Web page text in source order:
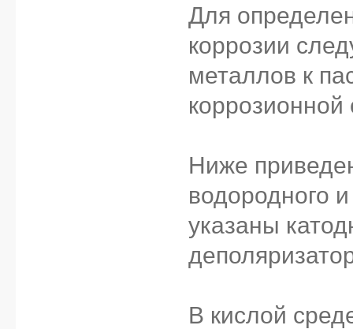
Для
коррозии
металлов к
коррозионной
Ниже
водородного
указаны
В кислой